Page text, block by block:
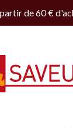
de 60 €